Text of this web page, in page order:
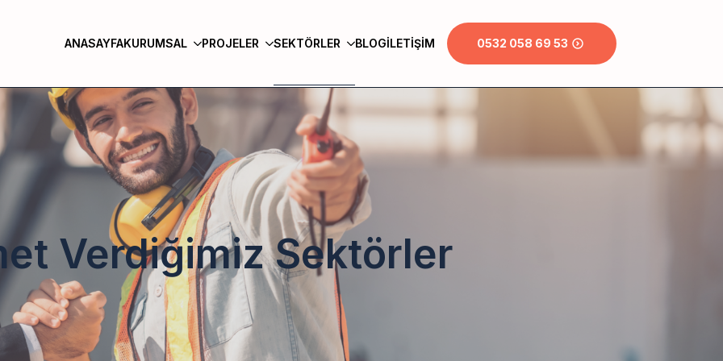
ANASAYFAKURUMSAL PROJELER SEKTÖRLER BLOGİLETIŞIM 0532 058 69 53
Verdiğimiz Sektörler